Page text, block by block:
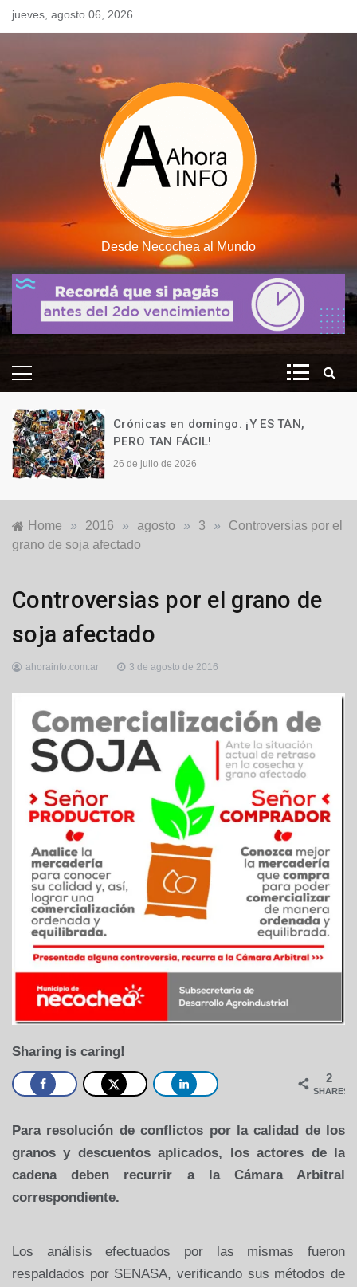
Skipjueves, agosto 06, 2026
Desde Necochea al Mundo
Crónicas en domingo. ¡Y ES TAN,
PERO TAN FÁCIL!
26 de julio de 2026
Home » 2016 » agosto » 3 »
Controversias por el
grano de soja afectado
Locales
Controversias por el grano de
soja afectado
ahorainfo.com.ar 3 de agosto de 2016
Sharing is caring!
2
SHARES
Para resolución de conflictos por la calidad de los
granos y descuentos aplicados, los actores de la
cadena deben recurrir a la Cámara Arbitral
correspondiente.
Los análisis efectuados por las mismas fueron
respaldados por SENASA, verificando sus métodos de